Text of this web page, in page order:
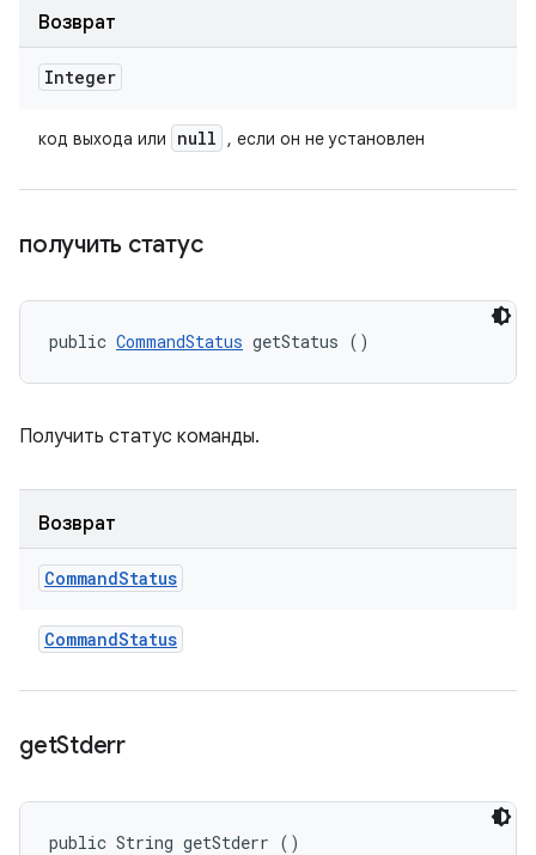
Возврат
Integer
код выхода или null , если он не установлен
получить статус
public CommandStatus getStatus ()
Получить статус команды.
Возврат
CommandStatus
CommandStatus
getStderr
public String getStderr ()